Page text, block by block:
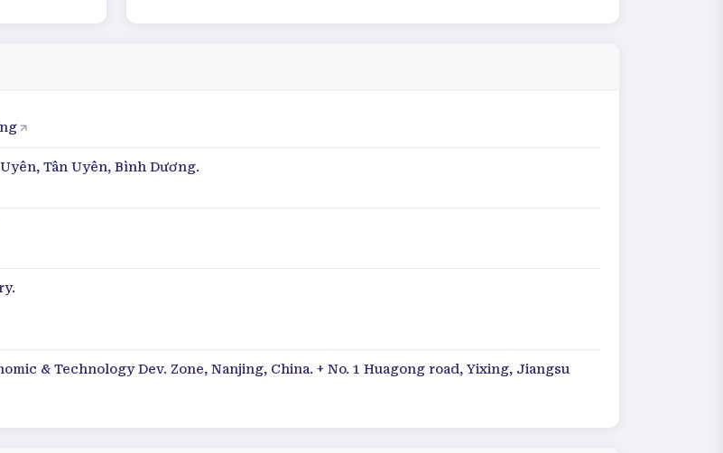
Tân Uyên, Bình Dương.
& Technology Dev. Zone, Nanjing, China. + No. 1 Huagong road, Yixing, Jiangsu